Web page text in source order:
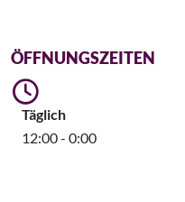
ÖFFNUNGSZEITEN
Täglich
12:00 - 0:00